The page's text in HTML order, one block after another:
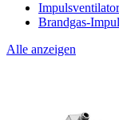
Brandgas-
Alle anzeigen